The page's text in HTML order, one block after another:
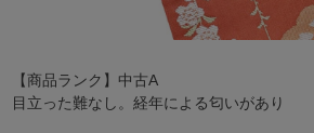
【商品ランク】中古A
目立った難なし。経年による匂いがあり